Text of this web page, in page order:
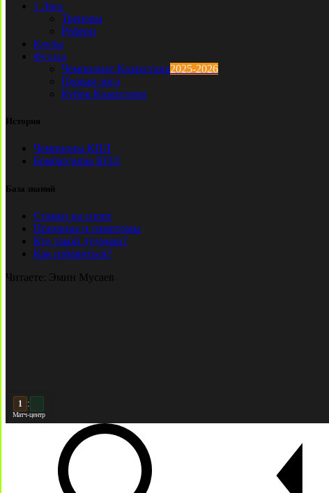
1 Лига
Тренеры
Рефери
Клубы
Футзал
Чемпионат Казахстана2025-2026
Первая лига
Кубок Казахстана
История
Чемпионы КПЛ
Бомбардиры КПЛ
База знаний
Ставки на спорт
Причины и симптомы
Кто такой лудоман?
Как избавиться?
Читаете: Эмин Мусаев
2 :
Матч-центр